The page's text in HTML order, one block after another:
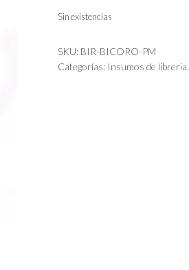
Sin existencias
SKU: BIR-BICORO-PM
Categorías: Insumos de libreria